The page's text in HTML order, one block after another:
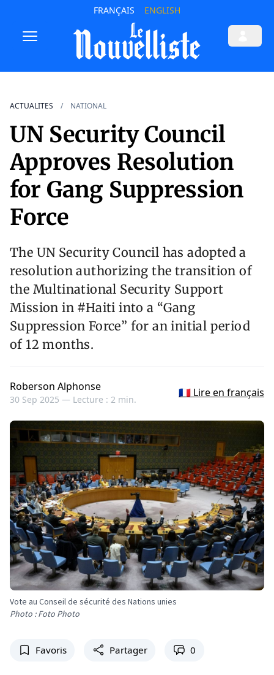
FRANÇAIS ENGLISH
ACTUALITES NATIONAL
UN Security Council
Approves Resolution
for Gang Suppression
Force
The UN Security Council has adopted a
resolution authorizing the transition of
the Multinational Security Support
Mission in #Haiti into a “Gang
Suppression Force” for an initial period
of 12 months.
Roberson Alphonse
30 Sep 2025 — Lecture : 2 min.
🇫🇷 Lire en français
Vote au Conseil de sécurité des Nations unies
Photo : Foto Photo
Favoris Partager 0